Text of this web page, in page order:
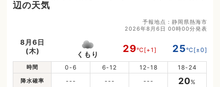
辺の天気
予報地点：静岡県熱海市
2026年8月6日 00時00分発表
8月6日
(木)
くもり 29℃[+1] 25℃[±0]
時間 0-6 6-12 12-18 18-24
降水確率 --- --- --- 20%